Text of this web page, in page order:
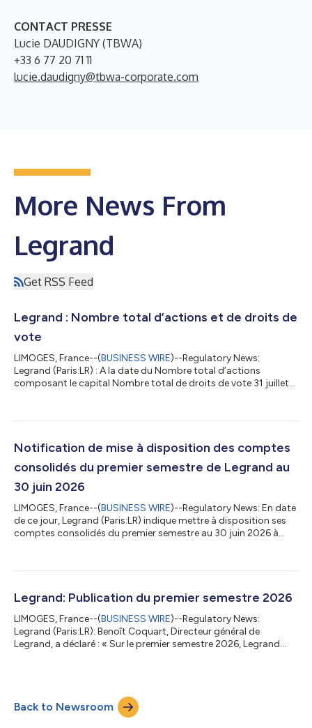
CONTACT PRESSE
Lucie DAUDIGNY (TBWA)
+33 6 77 20 71 11
lucie.daudigny@tbwa-corporate.com
More News From
Legrand
Get RSS Feed
Legrand : Nombre total d’actions et de droits de
vote
LIMOGES, France--(BUSINESS WIRE)--Regulatory News:
Legrand (Paris:LR) : A la date du Nombre total d’actions
composant le capital Nombre total de droits de vote 31 juillet
déduction faite des actions privées du droit de vote L’évolution
communiqués est rappelée ci-dessous : Nombre total
d’actions au 31 mai 2026 262 245 733 Levées...
Notification de mise à disposition des comptes
consolidés du premier semestre de Legrand au
30 juin 2026
LIMOGES, France--(BUSINESS WIRE)--Regulatory News: En date
de ce jour, Legrand (Paris:LR) indique mettre à disposition ses
comptes consolidés du premier semestre au 30 juin 2026 à
Résultats des neuf premiers mois 2026 : 5 novembre 2026
2026 : 10 février 2027 Début de la « quiet period1 » : 11 janvier
2027 A propos d...
Legrand: Publication du premier semestre 2026
LIMOGES, France--(BUSINESS WIRE)--Regulatory News:
Legrand (Paris:LR): Benoît Coquart, Directeur général de
Legrand, a déclaré : « Sur le premier semestre 2026, Legrand
financière reste remarquable, illustrant la qualité de nos
positions ainsi que la capacité d’exécution des équipes face à
une situation géopolitique et écono...
Back to Newsroom